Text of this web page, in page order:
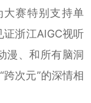
赛特别支持单
浙江AIGC视听
漫、和所有脑洞
次元”的深情相